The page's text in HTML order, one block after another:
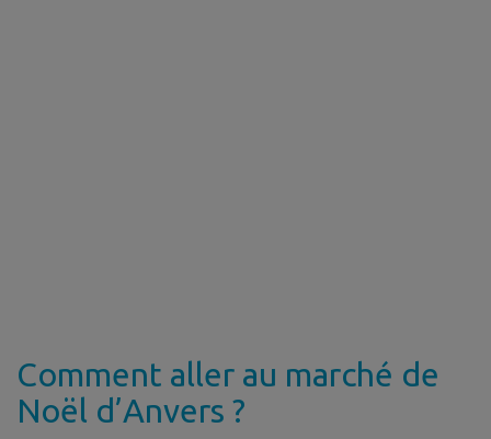
Comment aller au marché de
Noël d’Anvers ?